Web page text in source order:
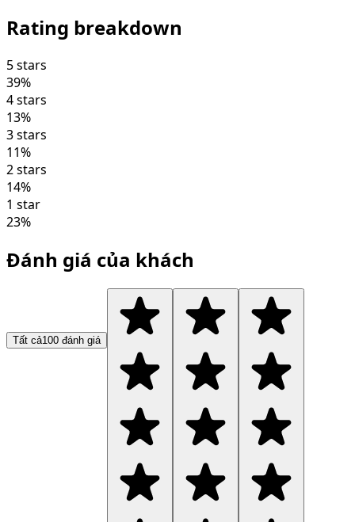
Rating breakdown
5 stars
39%
4 stars
13%
3 stars
11%
2 stars
14%
1 star
23%
Đánh giá của khách
Tất cả100 đánh giá